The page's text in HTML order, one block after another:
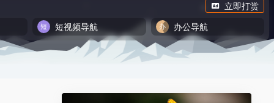
立即打赏
短视频导航
办公导航